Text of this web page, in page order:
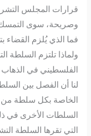
قرارات المجلس
وصريحة، سوى التمسك
فما الذي يُلزم القضاء
ولماذا تلتزم السلطة
الفلسطيني في الذهاب
لنا أن الفصل بين
الخاصة بكل سلطة من
السلطات الأخرى في
التي تقرها السلطة